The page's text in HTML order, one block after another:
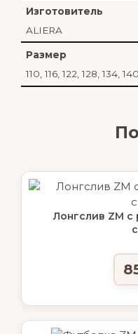
Изготовитель
ALIERA
Размер
110, 116, 122, 128, 134, 140
Лонгслив ZM